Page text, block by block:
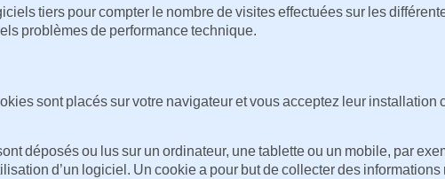
tiers pour compter le nombre de visites effectuées sur les
problèmes de performance technique.
sont placés sur votre navigateur et vous acceptez leur installation
déposés ou lus sur un ordinateur, une tablette ou un mobile, par
d’un logiciel. Un cookie a pour but de collecter des informations